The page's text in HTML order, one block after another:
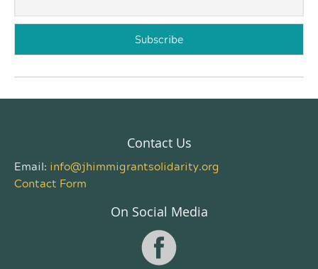
Contact Us
Email: info@jhimmigrantsolidarity.org
Contact Form
On Social Media